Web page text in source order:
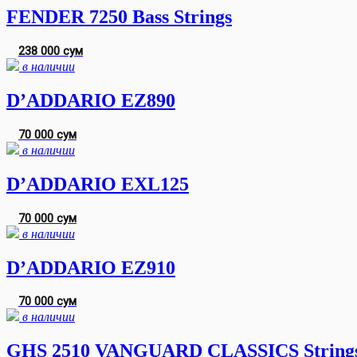
FENDER 7250 Bass Strings
238 000 сум
в наличии
D’ADDARIO EZ890
70 000 сум
в наличии
D’ADDARIO EXL125
70 000 сум
в наличии
D’ADDARIO EZ910
70 000 сум
в наличии
GHS 2510 VANGUARD CLASSICS